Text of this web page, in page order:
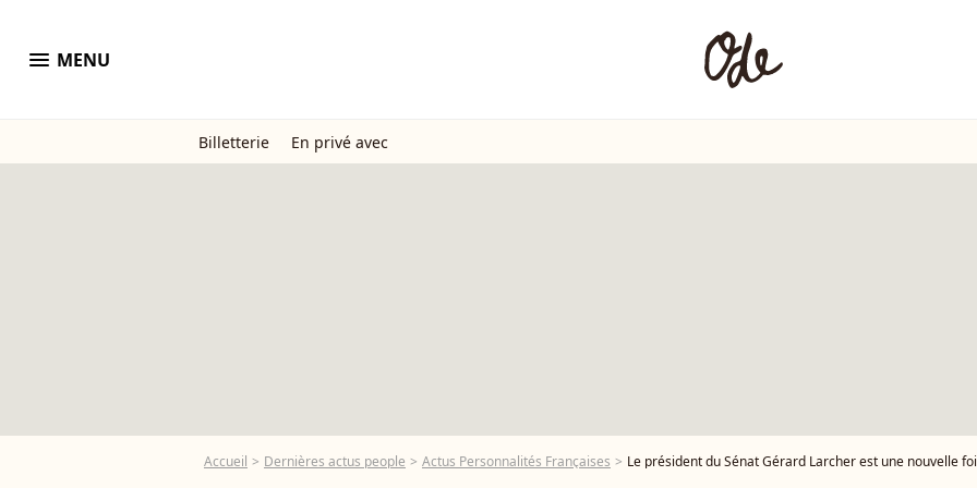
menu MENU
Billetterie En privé avec
Accueil Dernières actus people Actus Personnalités Françaises Le président du Sénat Gérard Larcher est une nouvelle